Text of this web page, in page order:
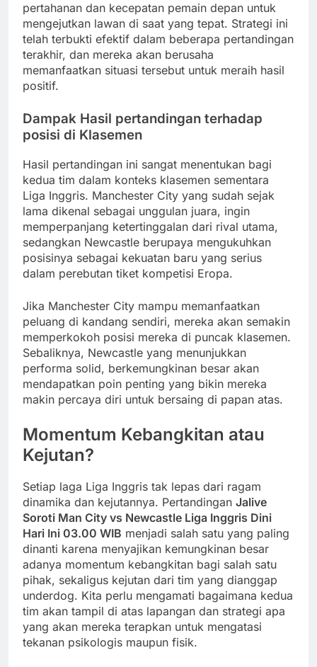
pertahanan dan kecepatan pemain depan untuk
mengejutkan lawan di saat yang tepat. Strategi ini
telah terbukti efektif dalam beberapa pertandingan
terakhir, dan mereka akan berusaha
memanfaatkan situasi tersebut untuk meraih hasil
positif.
Dampak Hasil pertandingan terhadap
posisi di Klasemen
Hasil pertandingan ini sangat menentukan bagi
kedua tim dalam konteks klasemen sementara
Liga Inggris. Manchester City yang sudah sejak
lama dikenal sebagai unggulan juara, ingin
memperpanjang ketertinggalan dari rival utama,
sedangkan Newcastle berupaya mengukuhkan
posisinya sebagai kekuatan baru yang serius
dalam perebutan tiket kompetisi Eropa.
Jika Manchester City mampu memanfaatkan
peluang di kandang sendiri, mereka akan semakin
memperkokoh posisi mereka di puncak klasemen.
Sebaliknya, Newcastle yang menunjukkan
performa solid, berkemungkinan besar akan
mendapatkan poin penting yang bikin mereka
makin percaya diri untuk bersaing di papan atas.
Momentum Kebangkitan atau
Kejutan?
Setiap laga Liga Inggris tak lepas dari ragam
dinamika dan kejutannya. Pertandingan Jalive
Soroti Man City vs Newcastle Liga Inggris Dini
Hari Ini 03.00 WIB menjadi salah satu yang paling
dinanti karena menyajikan kemungkinan besar
adanya momentum kebangkitan bagi salah satu
pihak, sekaligus kejutan dari tim yang dianggap
underdog. Kita perlu mengamati bagaimana kedua
tim akan tampil di atas lapangan dan strategi apa
yang akan mereka terapkan untuk mengatasi
tekanan psikologis maupun fisik.